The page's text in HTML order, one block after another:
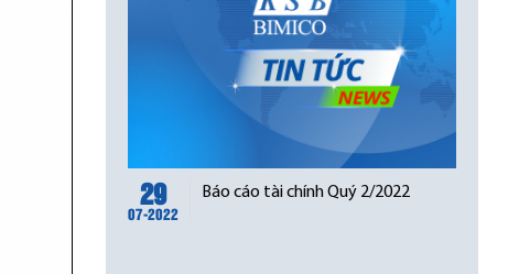
29
07-2022
Báo cáo tài chính Quý 2/2022